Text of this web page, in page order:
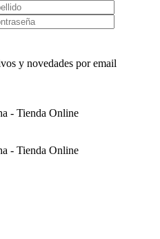
y novedades por email